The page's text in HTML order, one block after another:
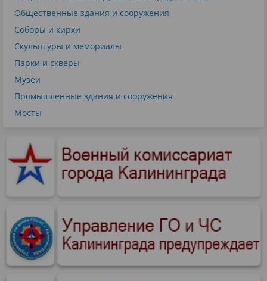
Общественные здания и сооружения
Соборы и кирхи
Скульптуры и мемориалы
Парки и скверы
Музеи
Промышленные здания и сооружения
Мосты